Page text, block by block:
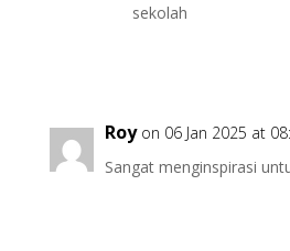
sekolah
Roy on 06 Jan 2025 at
Sangat menginspirasi